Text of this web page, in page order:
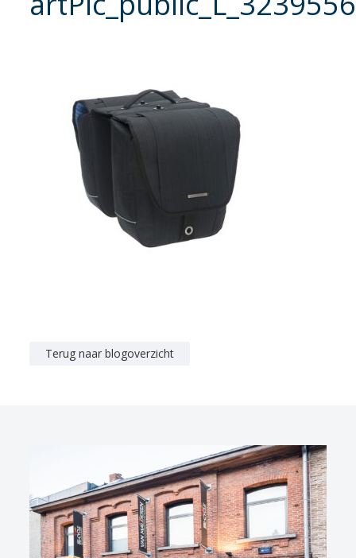
Terug naar blogoverzicht